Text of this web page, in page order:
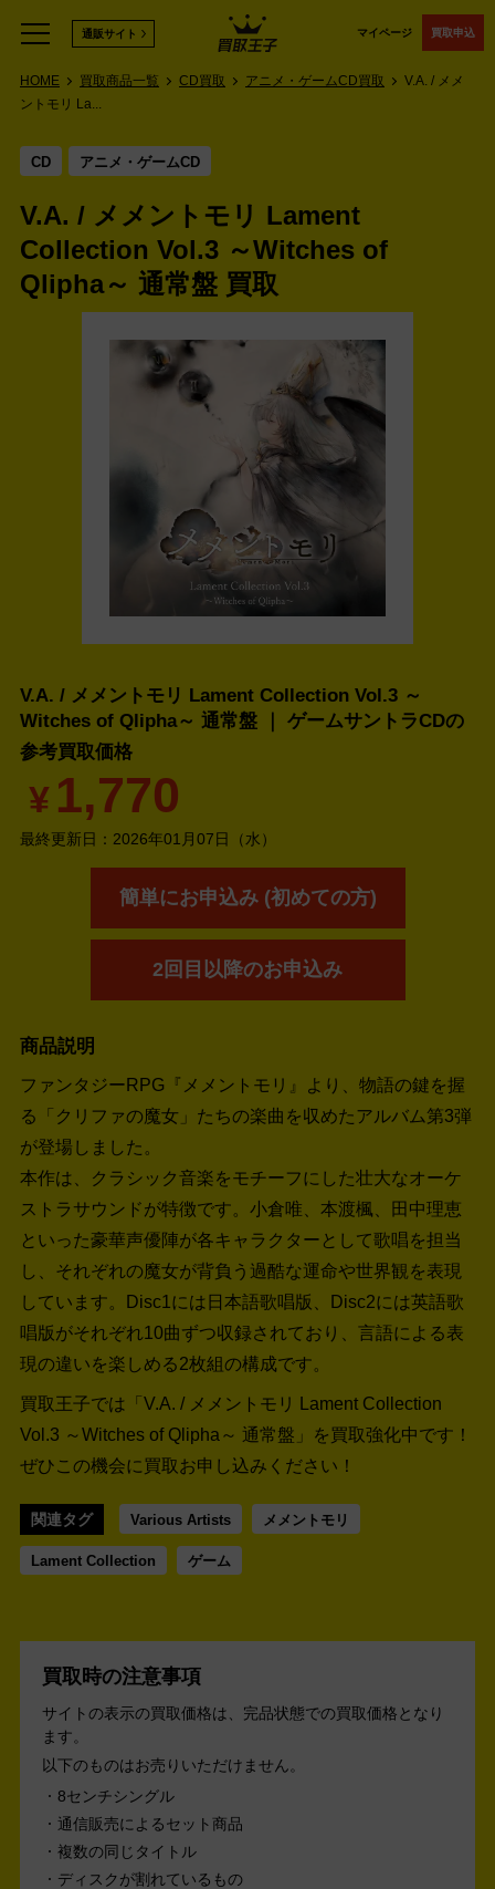
マイページ 買取申込
通販サイト
HOME 買取商品一覧 CD買取 アニメ・ゲームCD買取
V.A. / メメ
ントモリ La...
CD アニメ・ゲームCD
V.A. / メメントモリ Lament
Collection Vol.3 ～Witches of
Qlipha～ 通常盤 買取
V.A. / メメントモリ Lament Collection Vol.3 ～
Witches of Qlipha～ 通常盤 ｜ ゲームサントラCDの
参考買取価格
¥ 1,770
最終更新日： 2026年01月07日（水）
簡単にお申込み (初めての方)
2回目以降のお申込み
商品説明
ファンタジーRPG『メメントモリ』より、物語の鍵を握
る「クリファの魔女」たちの楽曲を収めたアルバム第3弾
が登場しました。
本作は、クラシック音楽をモチーフにした壮大なオーケ
ストラサウンドが特徴です。小倉唯、本渡楓、田中理恵
といった豪華声優陣が各キャラクターとして歌唱を担当
し、それぞれの魔女が背負う過酷な運命や世界観を表現
しています。Disc1には日本語歌唱版、Disc2には英語歌
唱版がそれぞれ10曲ずつ収録されており、言語による表
現の違いを楽しめる2枚組の構成です。
買取王子では「V.A. / メメントモリ Lament Collection
Vol.3 ～Witches of Qlipha～ 通常盤」を買取強化中です！
ぜひこの機会に買取お申し込みください！
関連タグ Various Artists メメントモリ
Lament Collection ゲーム
買取時の注意事項
サイトの表示の買取価格は、完品状態での買取価格となり
ます。
以下のものはお売りいただけません。
8センチシングル
通信販売によるセット商品
複数の同じタイトル
ディスクが割れているもの